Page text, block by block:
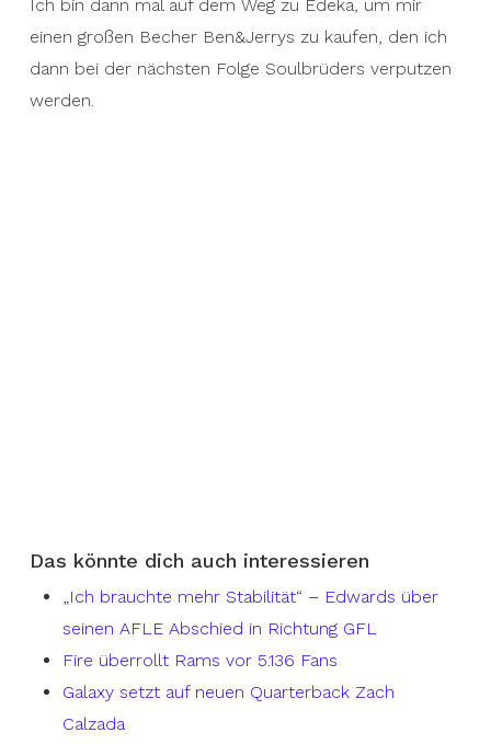
Ich bin dann mal auf dem Weg zu Edeka, um mir
einen großen Becher Ben&Jerrys zu kaufen, den ich
dann bei der nächsten Folge Soulbrüders verputzen
werden.
Das könnte dich auch interessieren
„Ich brauchte mehr Stabilität“ – Edwards über
seinen AFLE Abschied in Richtung GFL
Fire überrollt Rams vor 5.136 Fans
Galaxy setzt auf neuen Quarterback Zach
Calzada